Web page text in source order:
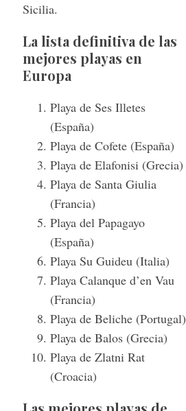
Sicilia.
La lista definitiva de las
mejores playas en
Europa
Playa de Ses Illetes
(España)
Playa de Cofete (España)
Playa de Elafonisi (Grecia)
Playa de Santa Giulia
(Francia)
Playa del Papagayo
(España)
Playa Su Guideu (Italia)
Playa Calanque d’en Vau
(Francia)
Playa de Beliche (Portugal)
Playa de Balos (Grecia)
Playa de Zlatni Rat
(Croacia)